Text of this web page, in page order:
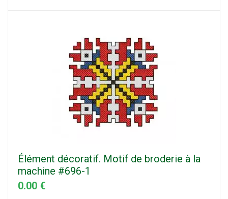
Élément décoratif. Motif de broderie à la
machine #696-1
0.00 €